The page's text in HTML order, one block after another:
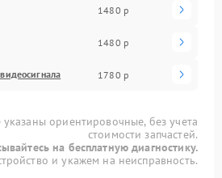
1480 р
1480 р
1780 р
ориентировочные, без учета
стоимости запчастей.
на бесплатную диагностику.
и укажем на неисправность.